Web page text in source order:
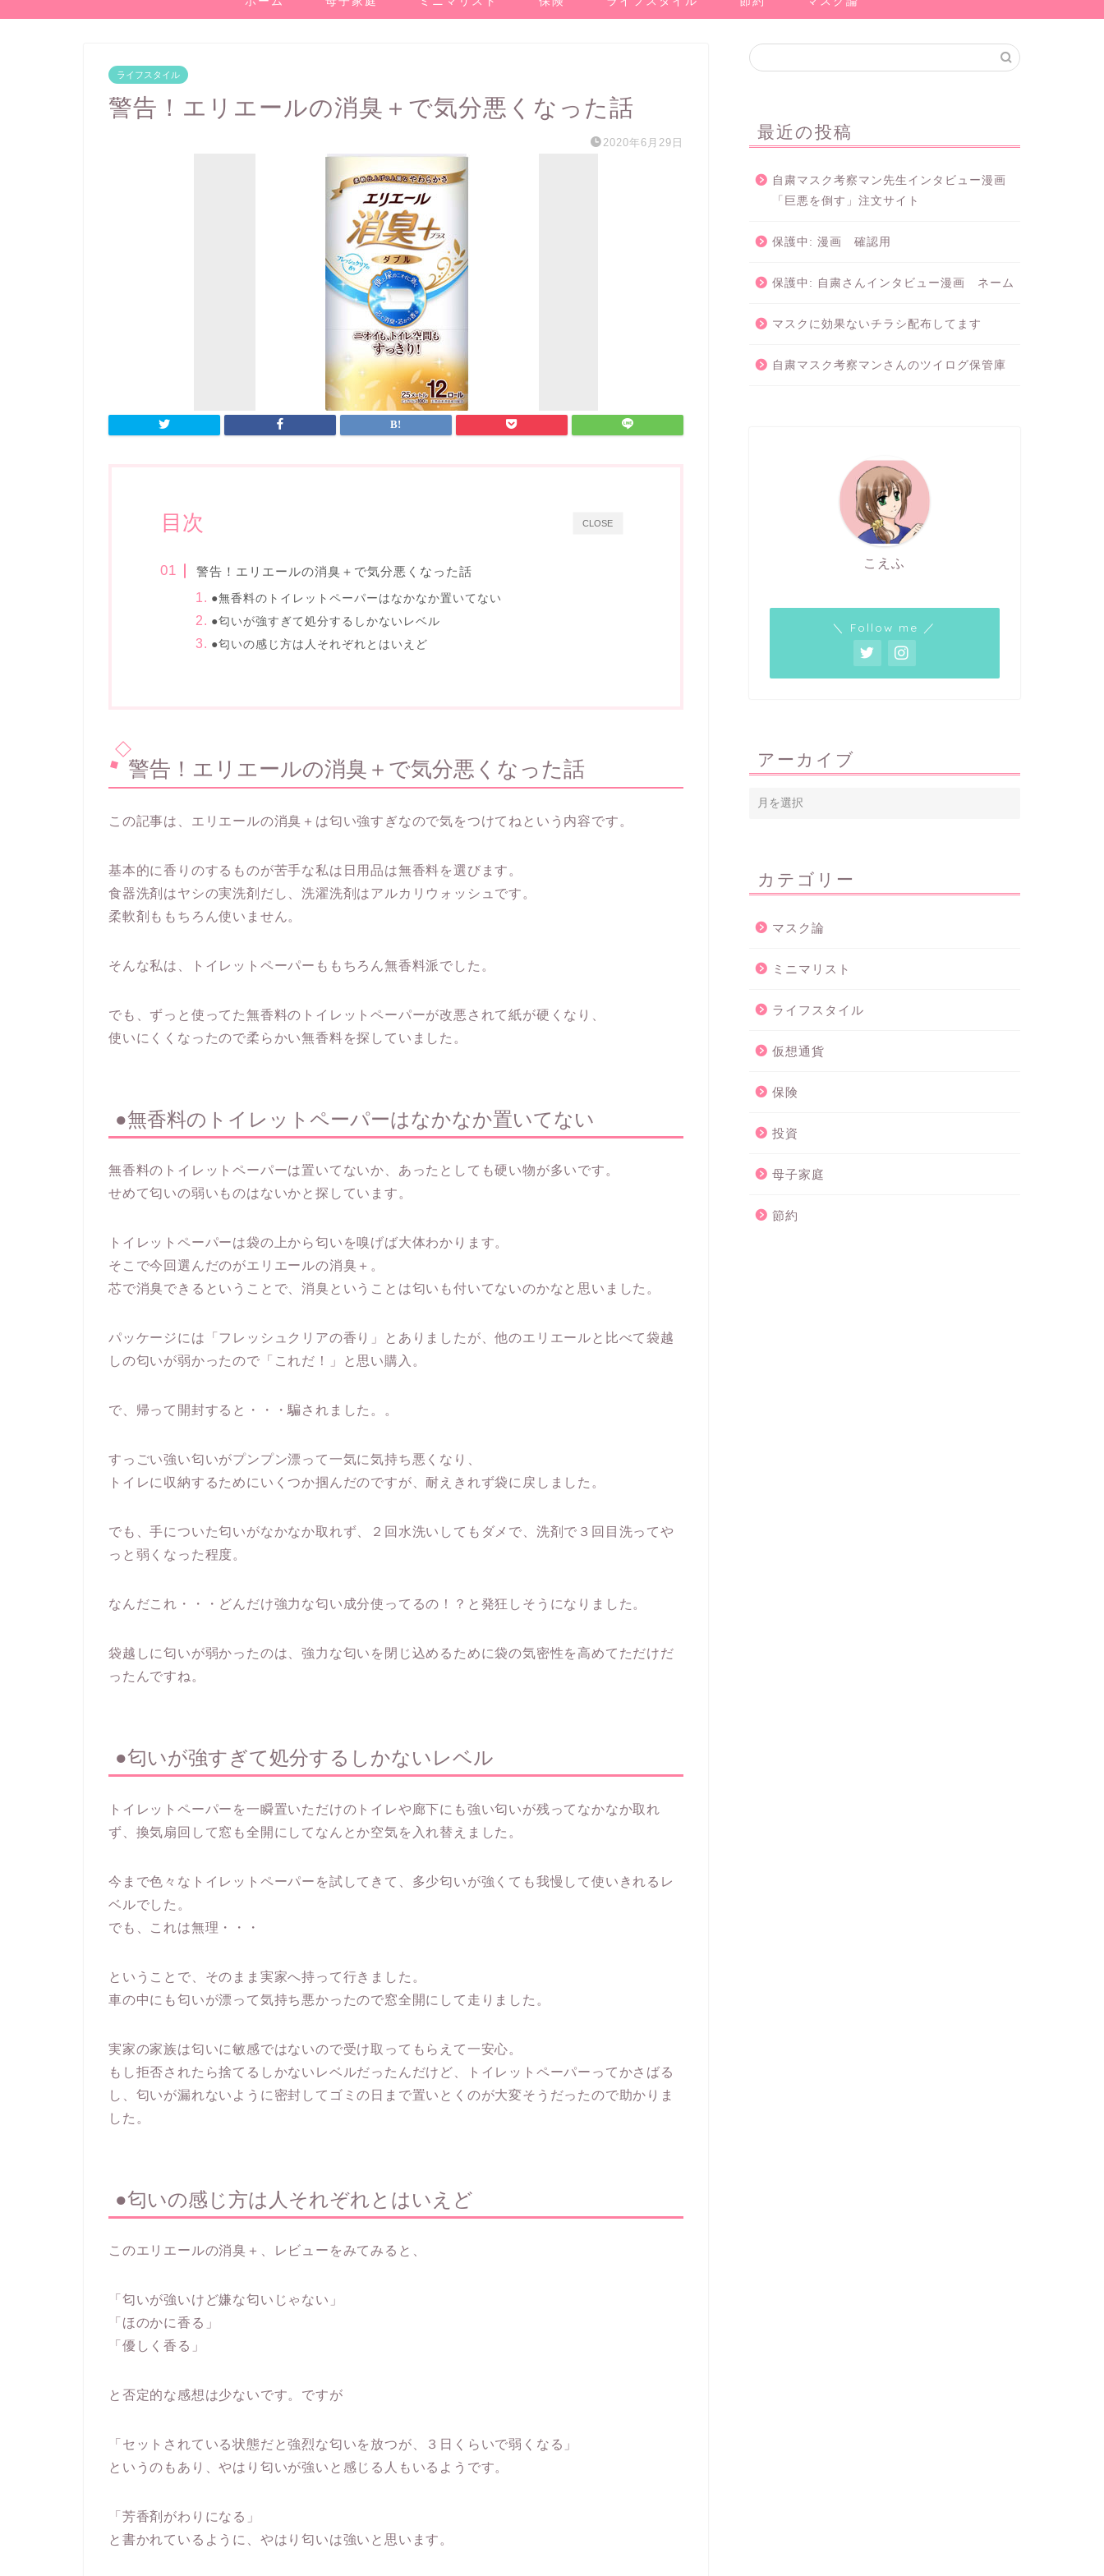
ライフスタイル
警告！エリエールの消臭＋で気分悪くなった話
2020年6月29日
CLOSE
目次
警告！エリエールの消臭＋で気分悪くなった話
●無香料のトイレットペーパーはなかなか置いてない
●匂いが強すぎて処分するしかないレベル
●匂いの感じ方は人それぞれとはいえど
警告！エリエールの消臭＋で気分悪くなった話
この記事は、エリエールの消臭＋は匂い強すぎなので気をつけてねという内容です。
基本的に香りのするものが苦手な私は日用品は無香料を選びます。
食器洗剤はヤシの実洗剤だし、洗濯洗剤はアルカリウォッシュです。
柔軟剤ももちろん使いません。
そんな私は、トイレットペーパーももちろん無香料派でした。
でも、ずっと使ってた無香料のトイレットペーパーが改悪されて紙が硬くなり、
使いにくくなったので柔らかい無香料を探していました。
●無香料のトイレットペーパーはなかなか置いてない
無香料のトイレットペーパーは置いてないか、あったとしても硬い物が多いです。
せめて匂いの弱いものはないかと探しています。
トイレットペーパーは袋の上から匂いを嗅げば大体わかります。
そこで今回選んだのがエリエールの消臭＋。
芯で消臭できるということで、消臭ということは匂いも付いてないのかなと思いました。
パッケージには「フレッシュクリアの香り」とありましたが、他のエリエールと比べて袋越
しの匂いが弱かったので「これだ！」と思い購入。
で、帰って開封すると・・・騙されました。。
すっごい強い匂いがプンプン漂って一気に気持ち悪くなり、
トイレに収納するためにいくつか掴んだのですが、耐えきれず袋に戻しました。
でも、手についた匂いがなかなか取れず、２回水洗いしてもダメで、洗剤で３回目洗ってや
っと弱くなった程度。
なんだこれ・・・どんだけ強力な匂い成分使ってるの！？と発狂しそうになりました。
袋越しに匂いが弱かったのは、強力な匂いを閉じ込めるために袋の気密性を高めてただけだ
ったんですね。
●匂いが強すぎて処分するしかないレベル
トイレットペーパーを一瞬置いただけのトイレや廊下にも強い匂いが残ってなかなか取れ
ず、換気扇回して窓も全開にしてなんとか空気を入れ替えました。
今まで色々なトイレットペーパーを試してきて、多少匂いが強くても我慢して使いきれるレ
ベルでした。
でも、これは無理・・・
ということで、そのまま実家へ持って行きました。
車の中にも匂いが漂って気持ち悪かったので窓全開にして走りました。
実家の家族は匂いに敏感ではないので受け取ってもらえて一安心。
もし拒否されたら捨てるしかないレベルだったんだけど、トイレットペーパーってかさばる
し、匂いが漏れないように密封してゴミの日まで置いとくのが大変そうだったので助かりま
した。
●匂いの感じ方は人それぞれとはいえど
このエリエールの消臭＋、レビューをみてみると、
「匂いが強いけど嫌な匂いじゃない」
「ほのかに香る」
「優しく香る」
と否定的な感想は少ないです。ですが
「セットされている状態だと強烈な匂いを放つが、３日くらいで弱くなる」
というのもあり、やはり匂いが強いと感じる人もいるようです。
「芳香剤がわりになる」
と書かれているように、やはり匂いは強いと思います。
最近の投稿
自粛マスク考察マン先生インタビュー漫画
「巨悪を倒す」注文サイト
保護中: 漫画 確認用
保護中: 自粛さんインタビュー漫画 ネーム
マスクに効果ないチラシ配布してます
自粛マスク考察マンさんのツイログ保管庫
こえふ
＼ Follow me ／
アーカイブ
カテゴリー
マスク論
ミニマリスト
ライフスタイル
仮想通貨
保険
投資
母子家庭
節約